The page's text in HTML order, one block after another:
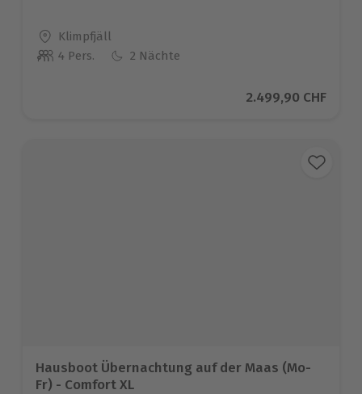
Standort
Klimpfjäll
Anzahl der Teilnehmer
4 Pers. 2 Nächte
Aktueller Preis
2.499,90 CHF
Hausboot Übernachtung auf der Maas (Mo-
Fr) - Comfort XL